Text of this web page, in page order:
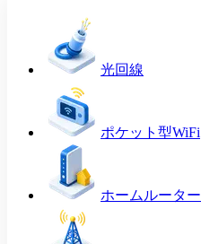
光回線
ポケット型WiFi
ホームルーター